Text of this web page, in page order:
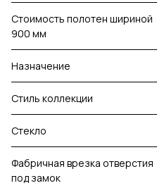
Стоимость полотен шириной
900 мм
Назначение
Стиль коллекции
Стекло
Фабричная врезка отверстия
под замок